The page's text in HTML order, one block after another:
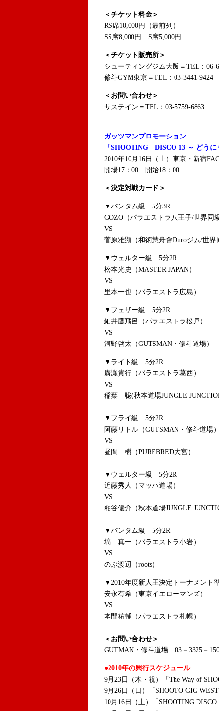
＜チケット料金＞
RS席10,000円（最前列）
SS席8,000円 S席5,000円
＜チケット販売所＞
シューティングジム大阪＝TEL：06-
修斗GYM東京＝TEL：03-3441-9424
＜お問い合わせ＞
サステイン＝TEL：03-5759-6863
ガッツマンプロモーション
「SHOOTING DISCO 13 ～ どう
2010年10月16日（土）東京・新宿
開場17：00 開始18：00
＜決定対戦カード＞
▼バンタム級 5分3R
GOZO（パラエストラ八王子/世界同
VS
菅原雅顕（和術慧舟會Duroジム/世界
▼ウェルター級 5分2R
松本光史（MASTER JAPAN）
VS
里本一也（パラエストラ広島）
▼フェザー級 5分2R
細井鷹飛呂（パラエストラ松戸）
VS
河野啓太（GUTSMAN・修斗道場）
▼ライト級 5分2R
廣瀬貴行（パラエストラ葛西）
VS
稲葉 聡(秋本道場JUNGLE
▼フライ級 5分2R
阿藤リトル（GUTSMAN・修斗道場
VS
昼間 樹（PUREBRED大宮）
▼ウェルター級 5分2R
近藤秀人（マッハ道場）
VS
粕谷優介（秋本道場JUNGLE
▼バンタム級 5分2R
塙 真一（パラエストラ小岩）
VS
のぶ渡辺（roots）
▼2010年度新人王決定トーナメント
安永有希（東京イエローマンズ）
VS
本間祐輔（パラエストラ札幌）
＜お問い合わせ＞
GUTMAN・修斗道場 03－3325－
●2010年の興行スケジュール
9月23日（木・祝）「The Way of
9月26日（日）「SHOOTO GIG
10月16日（土）「SHOOTING